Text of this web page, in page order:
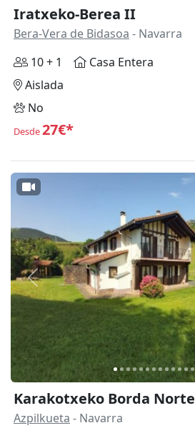
Iratxeko-Berea II
Bera-Vera de Bidasoa - Navarra
10 + 1
Casa Entera
Aislada
No
Desde27€*
Anterior
Karakotxeko Borda Norte
Azpilkueta - Navarra